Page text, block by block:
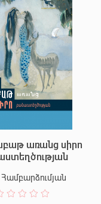
առանց սիրո